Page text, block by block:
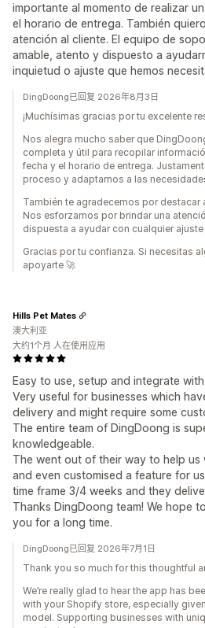
importante al momento de realizar
el horario de entrega. También
atención al cliente. El equipo de
amable, atento y dispuesto a
inquietud o ajuste que hemos
DingDoong已回复 2026年8月3日
¡Muchísimas gracias por tu excelente
Nos alegra mucho saber que
completa y útil para recopilar
fecha y el horario de entrega.
proceso y adaptarnos a las
También te agradecemos por
Nos esforzamos por brindar una
dispuesta a ayudar con cualquier
Gracias por tu confianza. Si necesitas
apoyarte 🚀
Easy to use, setup and integrate
Very useful for businesses which
delivery and might require some
The entire team of DingDoong is
knowledgeable.
The went out of their way to help us
and even customised a feature for
time frame 3/4 weeks and they
Thanks DingDoong team! We hope
you for a long time.
Hills Pet Mates
澳大利亚
大约1个月 人在使用应用
DingDoong已回复 2026年7月1日
Thank you so much for this thoughtful
We’re really glad to hear the app has
with your Shopify store, especially
model. Supporting businesses with